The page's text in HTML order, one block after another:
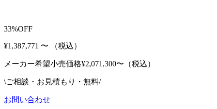
33%OFF
¥1,387,771 〜 （税込）
メーカー希望小売価格¥2,071,300〜（税込）
\ご相談・お見積もり・無料/
お問い合わせ